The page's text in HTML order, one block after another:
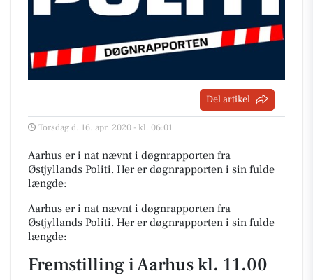
Del artikel
Torsdag d. 16. apr. 2020 - kl. 06:01
Aarhus er i nat nævnt i døgnrapporten fra
Østjyllands Politi. Her er døgnrapporten i sin fulde
længde:
Aarhus er i nat nævnt i døgnrapporten fra
Østjyllands Politi. Her er døgnrapporten i sin fulde
længde:
Fremstilling i Aarhus kl. 11.00